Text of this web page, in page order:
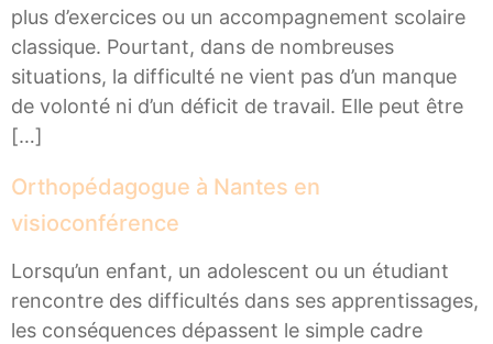
plus d’exercices ou un accompagnement scolaire
classique. Pourtant, dans de nombreuses
situations, la difficulté ne vient pas d’un manque
de volonté ni d’un déficit de travail. Elle peut être
[…]
Orthopédagogue à Nantes en
visioconférence
Lorsqu’un enfant, un adolescent ou un étudiant
rencontre des difficultés dans ses apprentissages,
les conséquences dépassent le simple cadre